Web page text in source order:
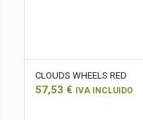
CLOUDS WHEELS RED
57,53 € IVA INCLUIDO